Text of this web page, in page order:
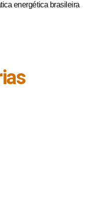
energética brasileira